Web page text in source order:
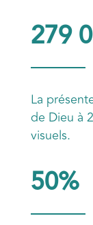
279
La
de Dieu à
visuels.
50%